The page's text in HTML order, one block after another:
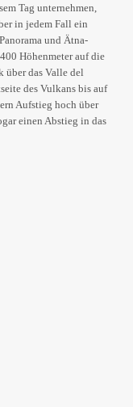
Tag unternehmen,
in jedem Fall ein
und Ätna-
Höhenmeter auf die
über das Valle del
des Vulkans bis auf
Aufstieg hoch über
einen Abstieg in das